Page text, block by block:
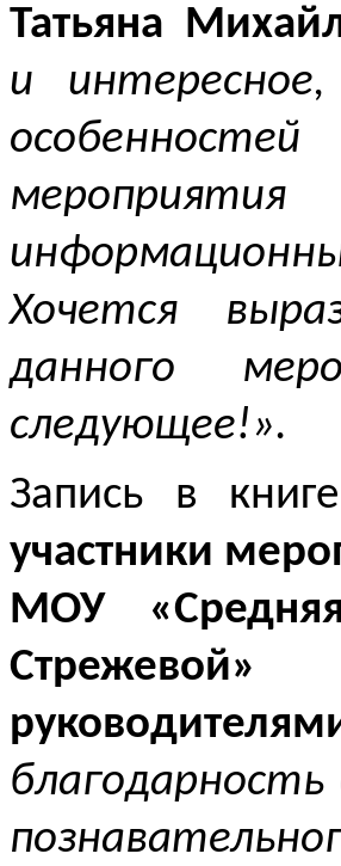
Татьяна
и
Хочется
данного
следующее!».
Запись в
участники
МОУ